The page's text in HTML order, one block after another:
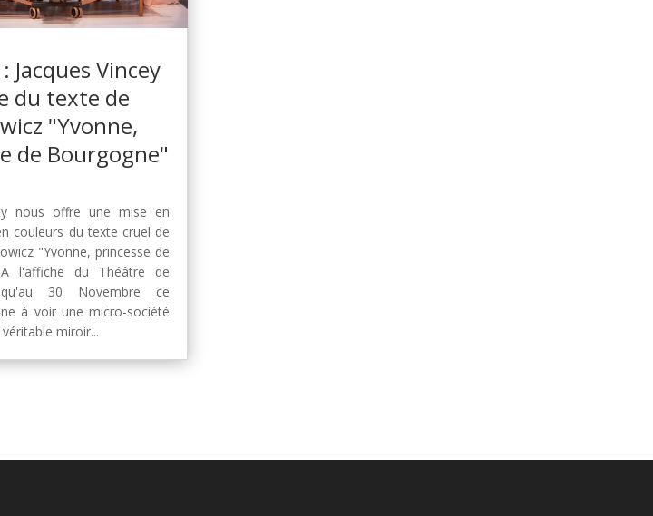
Jacques Vincey
du texte de
"Yvonne,
de Bourgogne"
nous offre une mise en
couleurs du texte cruel de
"Yvonne, princesse de
A l'affiche du Théâtre de
30 Novembre ce
à voir une micro-société
miroir...